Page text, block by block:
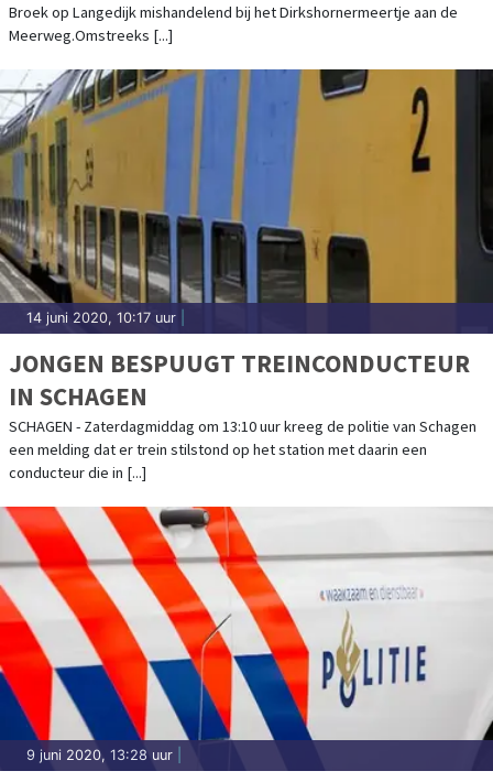
Broek op Langedijk mishandelend bij het Dirkshornermeertje aan de
Meerweg.Omstreeks [...]
14 juni 2020, 10:17 uur
JONGEN BESPUUGT TREINCONDUCTEUR
IN SCHAGEN
SCHAGEN - Zaterdagmiddag om 13:10 uur kreeg de politie van Schagen
een melding dat er trein stilstond op het station met daarin een
conducteur die in [...]
9 juni 2020, 13:28 uur